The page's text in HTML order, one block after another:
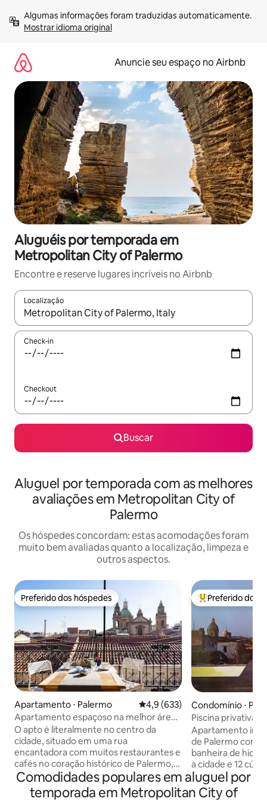
para
Mostrar idioma original
Anuncie seu espaço no Airbnb
Aluguéis por temporada em
Metropolitan City of Palermo
Encontre e reserve lugares incríveis no Airbnb
Localização
Quando os resultados estiverem disponíveis, explore-os
Check-in
Checkout
Buscar
Aluguel por temporada com as melhores
avaliações em Metropolitan City of
Palermo
Os hóspedes concordam: estas acomodações foram
muito bem avaliadas quanto a localização, limpeza e
outros aspectos.
Preferido dos hóspedes
Preferido dos hóspedes
Apartamento ⋅ Palermo 4,9 de uma avaliação média de
4,9 (633)
Apartamento espaçoso na melhor área
com terraço deslumbrante
O apto é literalmente no centro da
cidade, situado em uma rua
encantadora com muitos restaurantes e
cafés no coração histórico de Palermo,
ao virar da esquina do Teatro Massimo.
Embora esteja bem no meio de todos os
restaurantes e da vida noturna, você
Entre os
Preferido dos
Condomínio ⋅
Piscina privativa
cobertura de luxo
Apartamento
de Palermo com
banheira de
a cidade e 12
da área de
jantar no terraço
Comodidades populares em aluguel por
temporada em Metropolitan City of